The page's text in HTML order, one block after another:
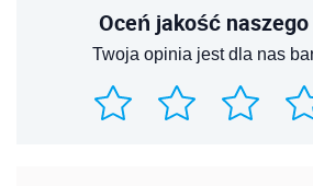
Oceń jakość naszego
Twoja opinia jest dla nas